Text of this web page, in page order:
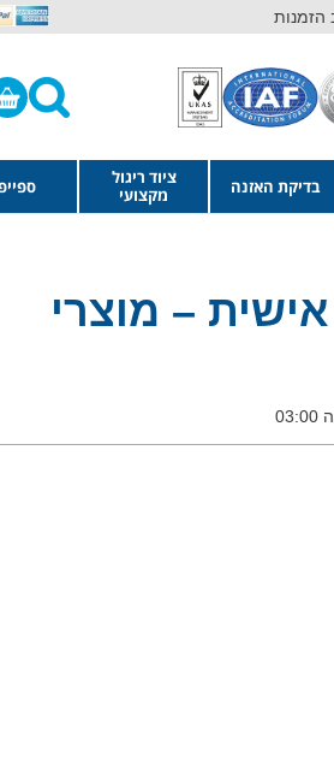
הזמנות
בדיקת האזנה
ציוד ריגול
מקצועי
– מוצרי